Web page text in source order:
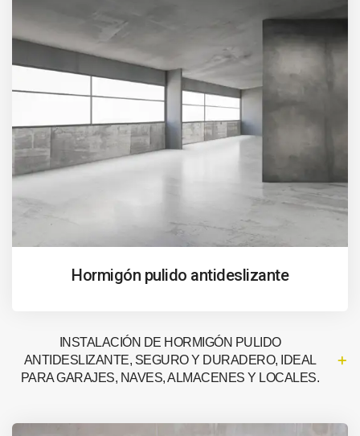
Hormigón pulido antideslizante
INSTALACIÓN DE HORMIGÓN PULIDO
ANTIDESLIZANTE, SEGURO Y DURADERO, IDEAL
PARA GARAJES, NAVES, ALMACENES Y LOCALES.